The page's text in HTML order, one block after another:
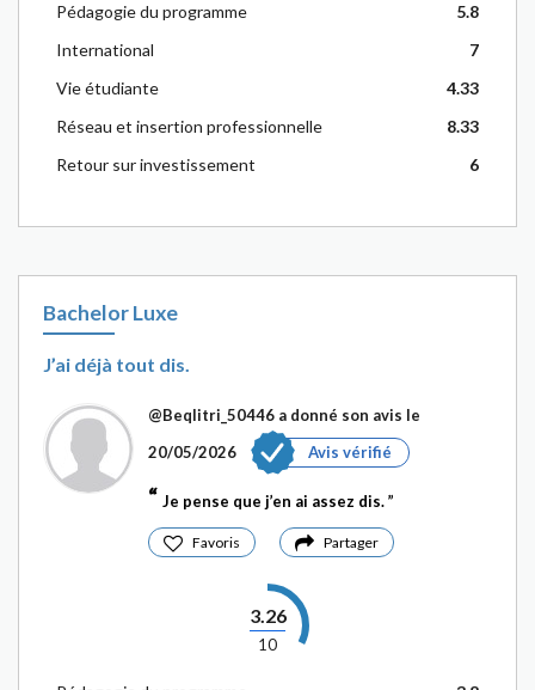
Pédagogie du programme
5.8
International
7
Vie étudiante
4.33
Réseau et insertion professionnelle
8.33
Retour sur investissement
6
Bachelor Luxe
J’ai déjà tout dis.
@Beqlitri_50446 a donné son avis le
20/05/2026
Avis vérifié
Je pense que j’en ai assez dis.
Favoris Partager
3.26
10